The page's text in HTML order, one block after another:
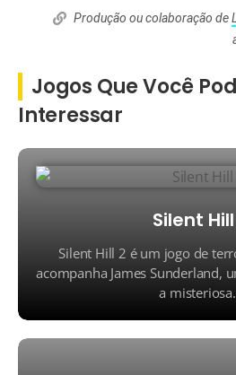
Produção ou colaboração de
Jogos Que Você
Interessar
Silent
Silent Hill 2 é um jogo de
acompanha James Sunderland,
a